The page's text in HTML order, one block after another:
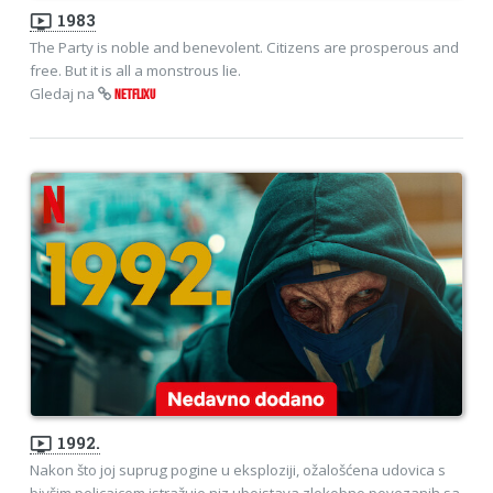
ondemand_video 1983
The Party is noble and benevolent. Citizens are prosperous and
free. But it is all a monstrous lie.
Gledaj na
NETFLIXU
ondemand_video 1992.
Nakon što joj suprug pogine u eksploziji, ožalošćena udovica s